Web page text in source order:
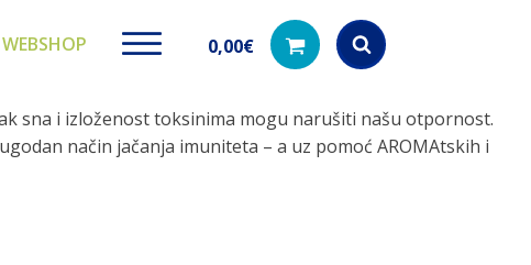
WEBSHOP 0,00€
Products
search
sna i izloženost toksinima mogu narušiti našu otpornost.
način jačanja imuniteta – a uz pomoć AROMAtskih i